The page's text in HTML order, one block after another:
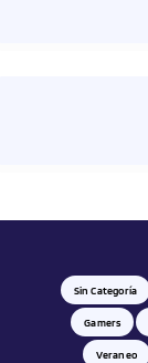
Sin Categoría
Gamers
Veraneo